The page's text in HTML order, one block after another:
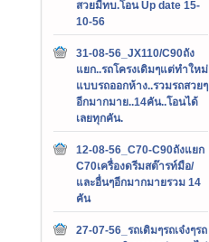
สวยมีทบ.โอน Up date 15-
10-56
31-08-56_JX110/C90ถัง
แยก..รถโครงเดิมๆแต่ทำใหม่
แบบรถออกห้าง..รวมรถสวยๆ
อีกมากมาย..14คัน..โอนได้
เลยทุกคัน.
12-08-56_C70-C90ถังแยก
C70เครื่องดรีมสต๊ารท์มือ/
และอื่นๆอีกมากมายรวม 14
คัน
27-07-56_รถเดิมๆรถเจ๋งๆรถ